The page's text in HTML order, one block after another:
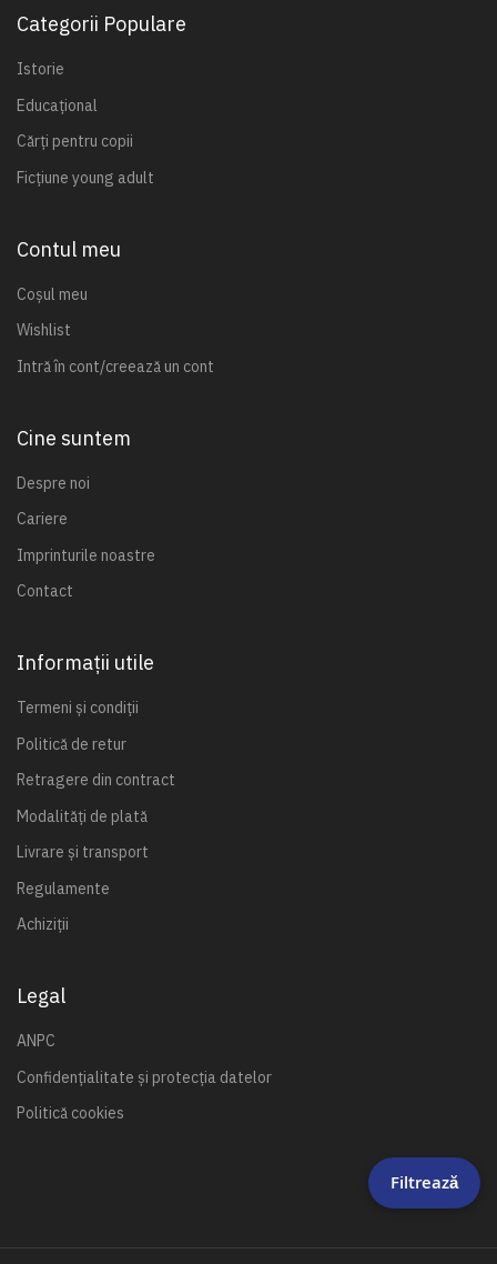
Categorii Populare
Istorie
Educațional
Cărți pentru copii
Ficțiune young adult
Contul meu
Coșul meu
Wishlist
Intră în cont/creează un cont
Cine suntem
Despre noi
Cariere
Imprinturile noastre
Contact
Informații utile
Termeni și condiții
Politică de retur
Retragere din contract
Modalități de plată
Livrare și transport
Regulamente
Achiziții
Legal
ANPC
Confidențialitate și protecția datelor
Politică cookies
Filtrează